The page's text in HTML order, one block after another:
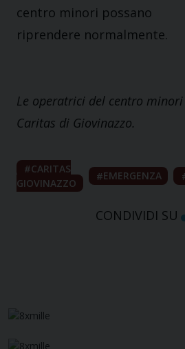
centro minori possano
riprendere normalmente.
Le operatrici del centro minori
Caritas di Giovinazzo.
CARITAS
GIOVINAZZO
EMERGENZA
CONDIVIDI SU